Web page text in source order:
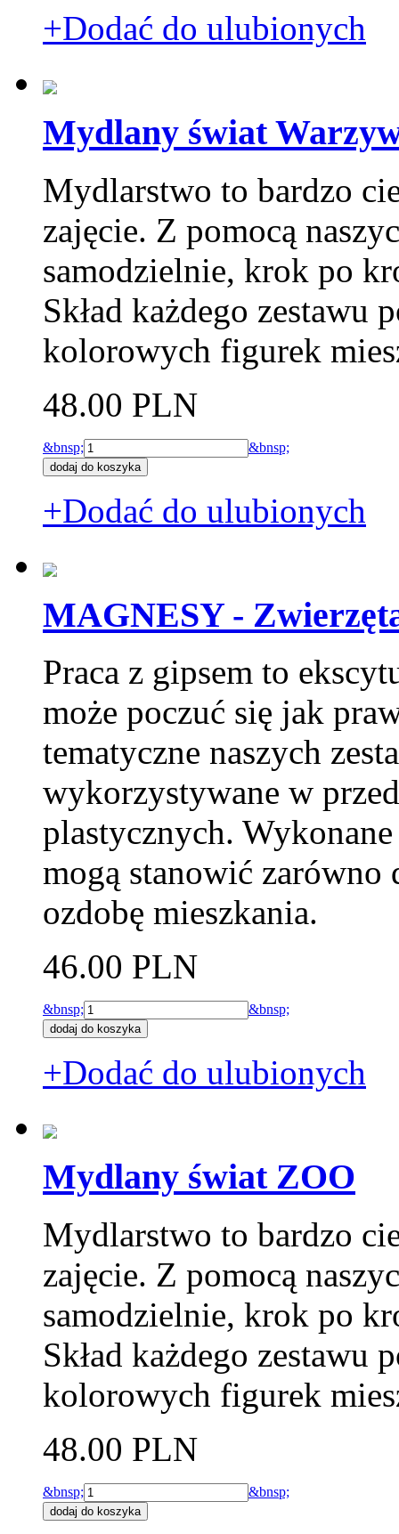
+Dodać do ulubionych
Mydlany świat
Mydlarstwo to bardzo
zajęcie. Z pomocą
samodzielnie, krok po
Skład każdego zestawu
kolorowych figurek
48.00 PLN
&bnsp; &bnsp;
+Dodać do ulubionych
MAGNESY -
Praca z gipsem to
może poczuć się jak
tematyczne naszych
wykorzystywane w
plastycznych.
mogą stanowić zarówno
ozdobę mieszkania.
46.00 PLN
&bnsp; &bnsp;
+Dodać do ulubionych
Mydlany świat ZOO
Mydlarstwo to bardzo
zajęcie. Z pomocą
samodzielnie, krok po
Skład każdego zestawu
kolorowych figurek
48.00 PLN
&bnsp; &bnsp;